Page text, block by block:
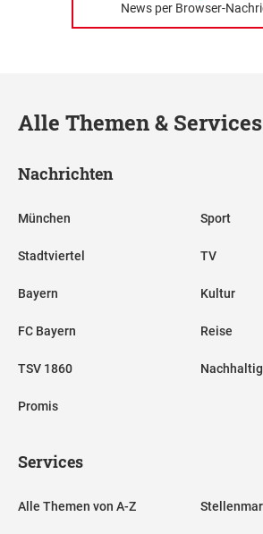
News per Browser-
Alle Themen & Services
Nachrichten
München
Stadtviertel
Bayern
FC Bayern
TSV 1860
Promis
Sport
TV
Kultur
Reise
Services
Alle Themen von A-Z